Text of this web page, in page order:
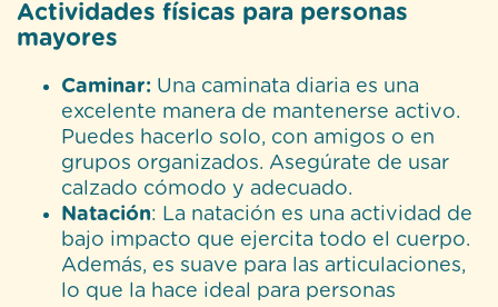
Actividades físicas para personas
mayores
Caminar: Una caminata diaria es una
excelente manera de mantenerse activo.
Puedes hacerlo solo, con amigos o en
grupos organizados. Asegúrate de usar
calzado cómodo y adecuado.
Natación: La natación es una actividad de
bajo impacto que ejercita todo el cuerpo.
Además, es suave para las articulaciones,
lo que la hace ideal para personas